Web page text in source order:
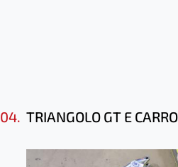
04. TRIANGOLO GT E CARRO